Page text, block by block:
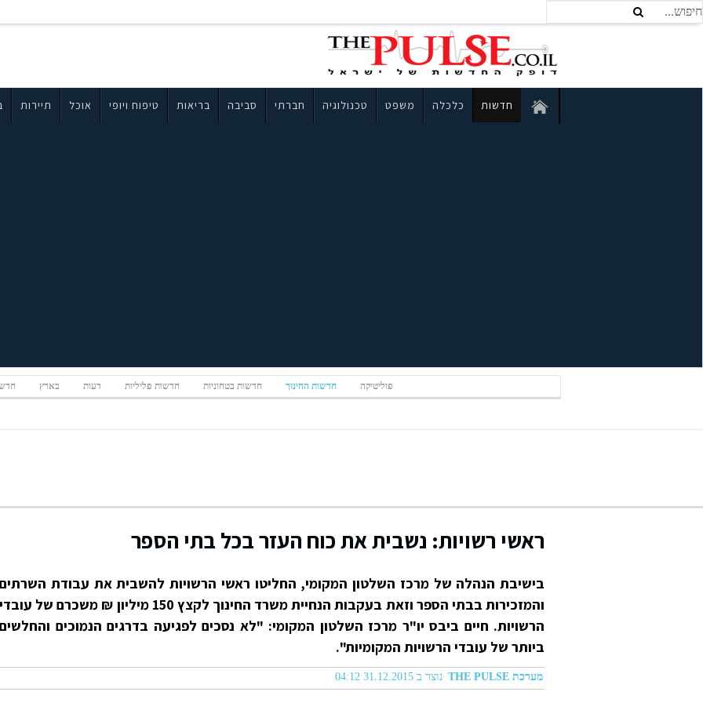
חדשות כלכלה משפט טכנולוגיה חברתי סביבה בריאות טיפוח ויופי אוכל תיירות
פוליטיקה חדשות החינוך חדשות בטחוניות חדשות פליליות דעות בארץ
ראשי רשויות: נשבית את כוח העזר בכל בתי הספר
בישיבת הנהלה של מרכז השלטון המקומי, החליטו ראשי הרשויות להשבית את עבודת השרתים
והמזכירות בבתי הספר וזאת בעקבות הנחיית משרד החינוך לקצץ 150 מיליון ₪ משכרם של עובדי
הרשויות. חיים ביבס יו"ר מרכז השלטון המקומי: "לא נסכים לפגיעה בדרגים הנמוכים והחלשים
ביותר של עובדי הרשויות המקומיות".
מערכת THE PULSE נוצר ב 31.12.2015 04:12